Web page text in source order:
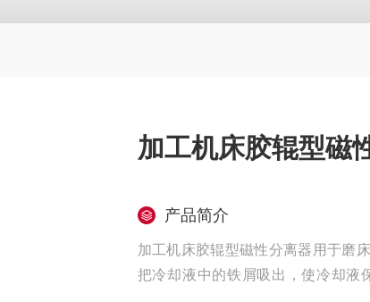
加工机床胶辊型磁
产品简介
加工机床胶辊型磁性分离器用于磨
把冷却液中的铁屑吸出，使冷却液